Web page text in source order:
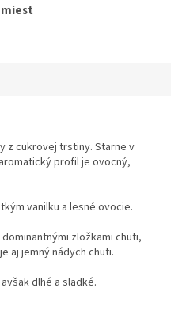
miest
z cukrovej trstiny. Starne v
profil je ovocný,
vanilku a lesné ovocie.
zložkami chuti,
aj jemný nádych chuti.
dlhé a sladké.